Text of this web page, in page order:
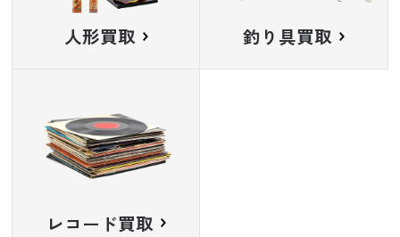
人形買取 釣り具買取
レコード買取